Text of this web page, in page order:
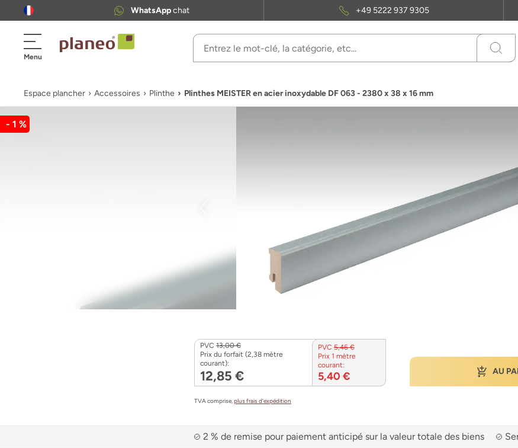
WhatsAppchat +49 5222 937 9305
Menu
Espace plancher Accessoires Plinthe Plinthes MEISTER en acier inoxydable DF 063 - 2380 x 38 x 16 mm
- 1 %
PVC 13,00 €
Prix du forfait (2,38 mètre
courant):
12,85 €
PVC 5,46 €
Prix 1 mètre
courant:
5,40 € AU
TVA comprise,plus frais d’expédition
2 % de remise pour paiement anticipé sur la valeur totale des biens